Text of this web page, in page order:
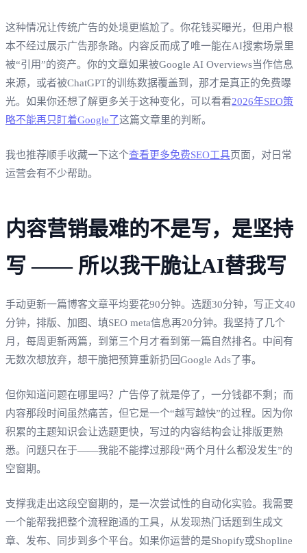
这种情况让传统广告的处境更尴尬了。你花钱买曝光，但用户根
本不经过展示广告那条路。内容反而成了唯一能在AI搜索场景里
被“引用”的资产。你的文章如果被Google AI Overviews当作信息
来源，或者被ChatGPT的训练数据覆盖到，那才是真正的免费曝
光。如果你还想了解更多关于这种变化，可以看看2026年SEO策
略不能再只盯着Google了这篇文章里的判断。
我也推荐顺手收藏一下这个查看更多免费SEO工具页面，对日常
运营会有不少帮助。
内容营销最难的不是写，是坚持
写 —— 所以我干脆让AI替我写
手动更新一篇博客文章平均要花90分钟。选题30分钟，写正文40
分钟，排版、加图、填SEO meta信息再20分钟。我坚持了几个
月，每周更新两篇，到第三个月才看到第一篇自然排名。中间有
无数次想放弃，想干脆把预算重新扔回Google Ads了事。
但你知道问题在哪里吗？广告停了就是停了，一分钱都不剩；而
内容那段时间虽然痛苦，但它是一个“越写越快”的过程。因为你
积累的主题知识会让选题更快，写过的内容结构会让排版更熟
悉。问题只在于——我能不能撑过那段“两个月什么都没发生”的
空窗期。
支撑我走出这段空窗期的，是一次尝试性的自动化实验。我需要
一个能帮我把整个流程跑通的工具，从发现热门话题到生成文
章、发布、同步到多个平台。如果你运营的是Shopify或Shopline